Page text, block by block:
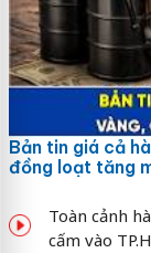
Bản tin giá cả
đồng loạt tăng
Toàn cảnh
cấm vào